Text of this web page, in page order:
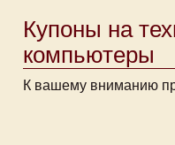
Купоны на
компьютеры
К вашему вниманию